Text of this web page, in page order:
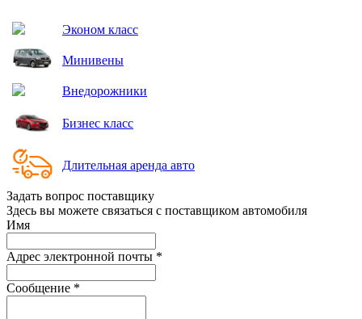
Эконом класс
Минивены
Внедорожники
Бизнес класс
Длительная аренда авто
Задать вопрос поставщику
Здесь вы можете связаться с поставщиком автомобиля
Имя
Адрес электронной почты *
Сообщение *